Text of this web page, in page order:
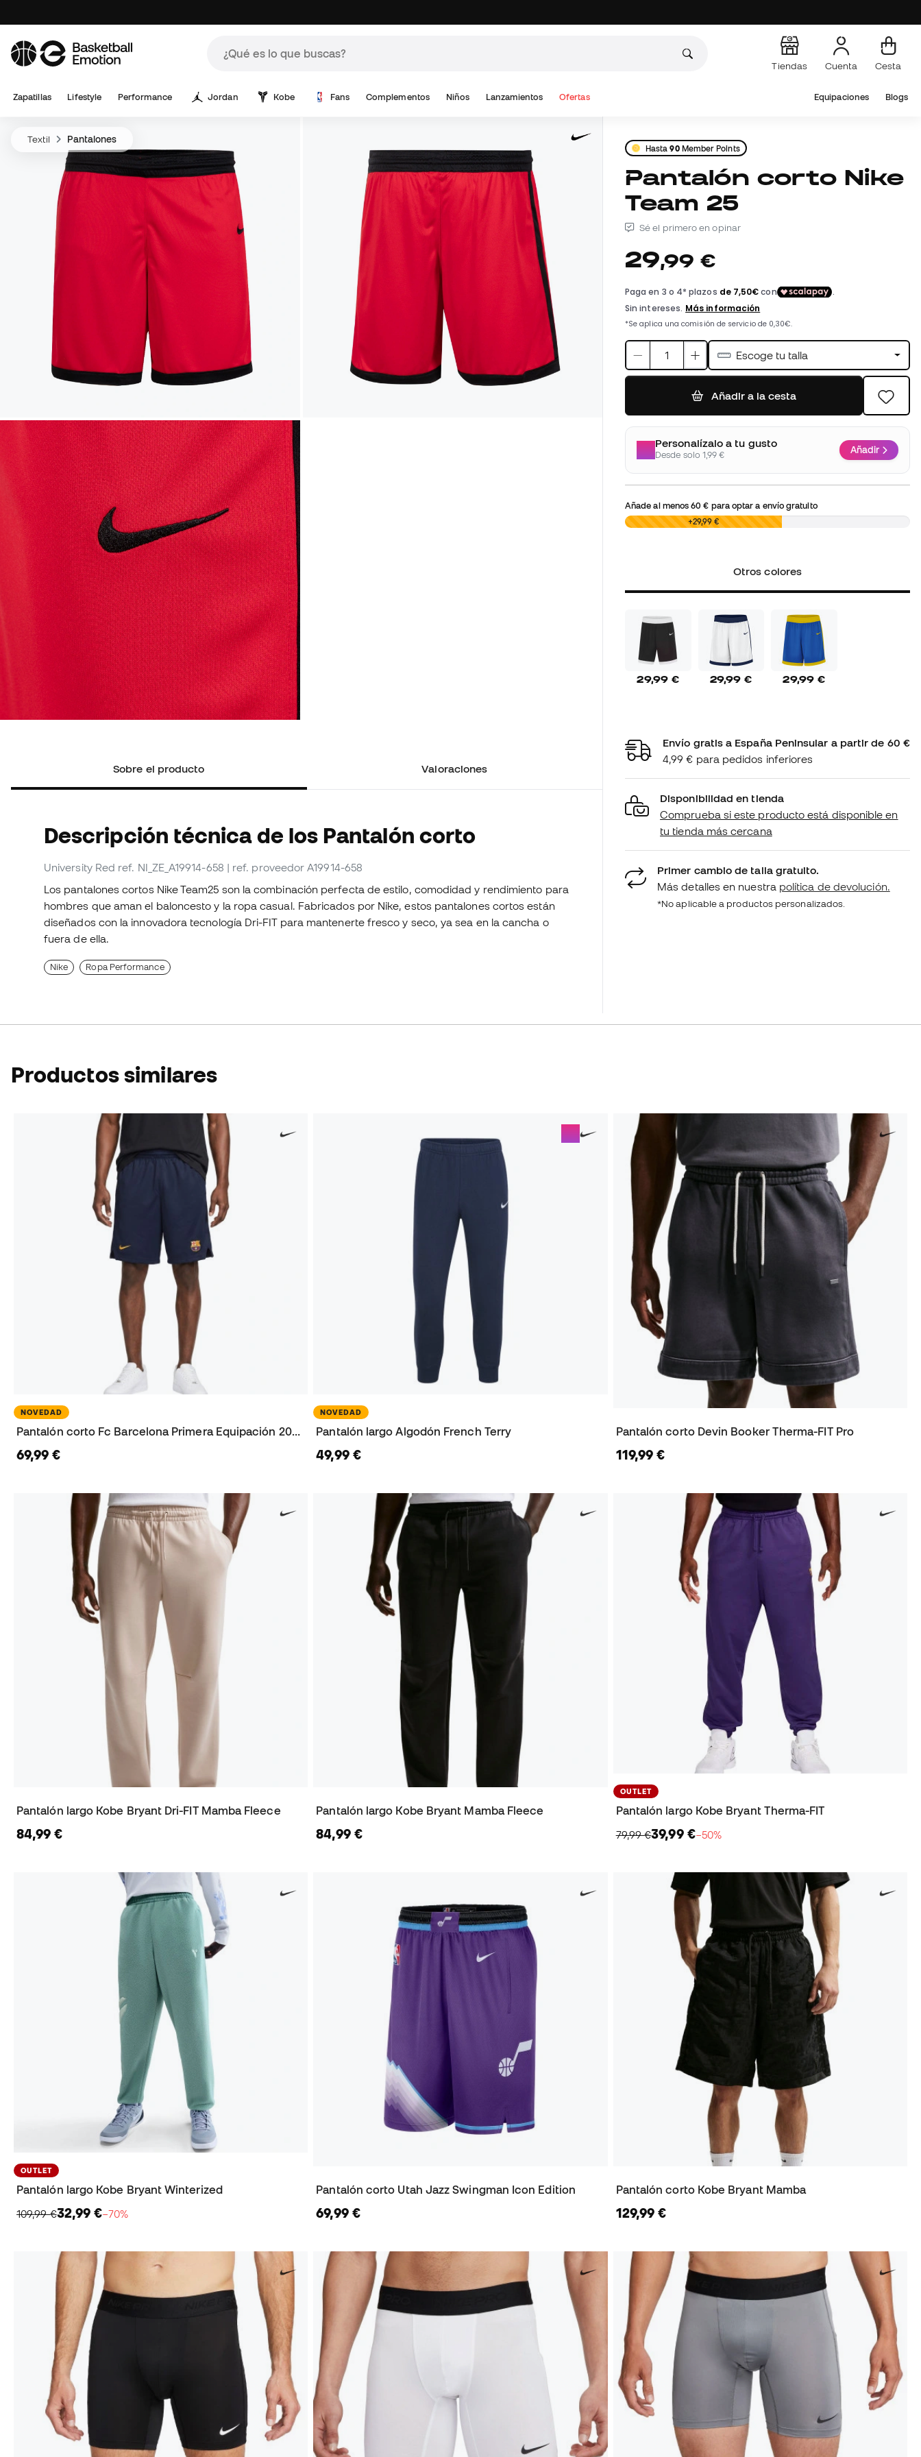
Tiendas Cuenta Cesta
Zapatillas Lifestyle Performance Jordan Kobe Fans Complementos Niños Lanzamientos Ofertas Equipaciones Blogs
Textil Pantalones
Sobre el producto Valoraciones
Descripción técnica de los Pantalón corto
University Red ref. NI_ZE_A19914-658 | ref. proveedor A19914-658
Los pantalones cortos Nike Team25 son la combinación perfecta de estilo, comodidad y rendimiento para
hombres que aman el baloncesto y la ropa casual. Fabricados por Nike, estos pantalones cortos están
diseñados con la innovadora tecnología Dri-FIT para mantenerte fresco y seco, ya sea en la cancha o
fuera de ella.
Nike Ropa Performance
Hasta90Member Points
Pantalón corto Nike
Team 25
Sé el primero en opinar
29,99 €
Escoge tu talla
Añadir a la cesta
Personalízalo a tu gusto
Desde solo 1,99 € Añadir
Añade al menos60 € para optar a envío gratuito
0,00 € +29,99 €
Otros colores
29,99 € 29,99 € 29,99 €
Envío gratis a España Peninsular a partir de 60 €
4,99 € para pedidos inferiores
Disponibilidad en tienda
Comprueba si este producto está disponible en
tu tienda más cercana
Primer cambio de talla gratuito.
Más detalles en nuestra política de devolución.
*No aplicable a productos personalizados.
Productos similares
NOVEDAD
Pantalón corto Fc Barcelona Primera Equipación 2026-2027
69,99 €
NOVEDAD
Pantalón largo Algodón French Terry
49,99 €
Pantalón corto Devin Booker Therma-FIT Pro
119,99 €
Pantalón largo Kobe Bryant Dri-FIT Mamba Fleece
84,99 €
Pantalón largo Kobe Bryant Mamba Fleece
84,99 €
OUTLET
Pantalón largo Kobe Bryant Therma-FIT
79,99 €39,99 €−50%
OUTLET
Pantalón largo Kobe Bryant Winterized
109,99 €32,99 €−70%
Pantalón corto Utah Jazz Swingman Icon Edition
69,99 €
Pantalón corto Kobe Bryant Mamba
129,99 €